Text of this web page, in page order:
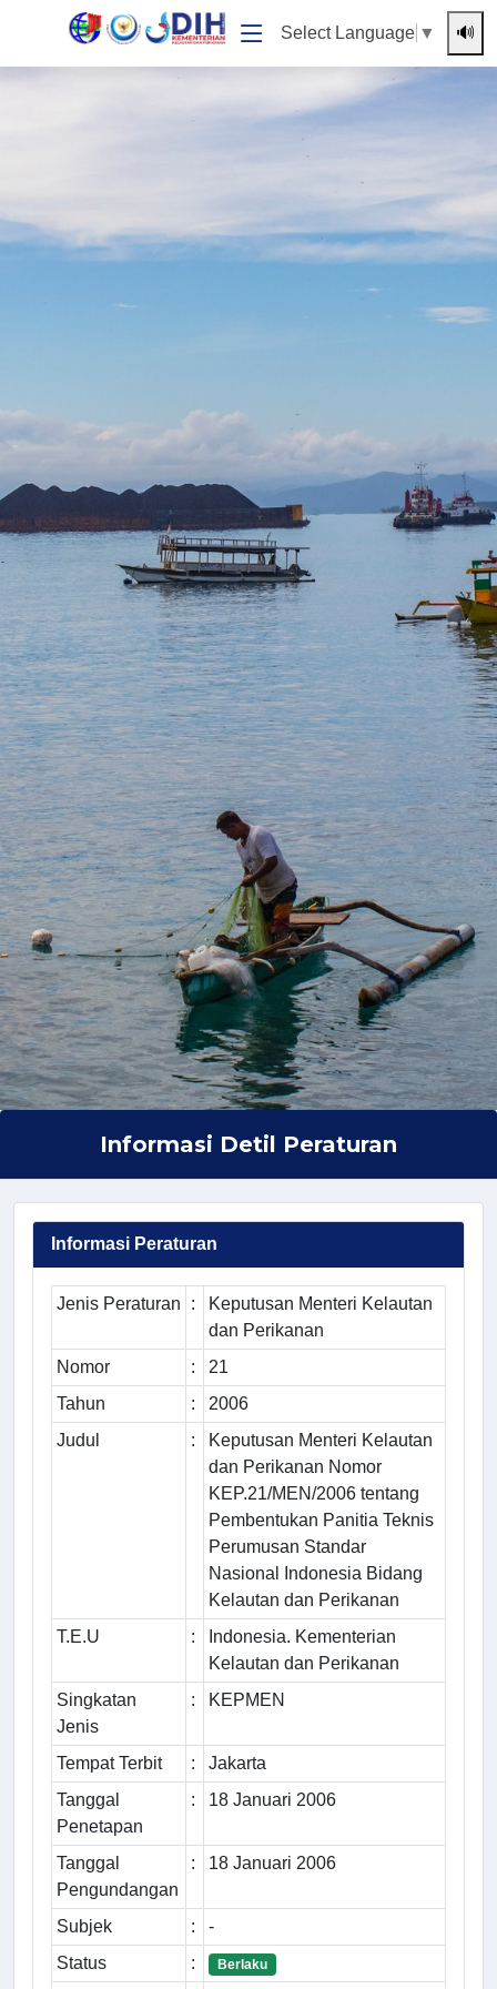
Select Language ▼ 🔊
Informasi Detil Peraturan
Informasi Peraturan
Jenis Peraturan :
Keputusan Menteri Kelautan
dan Perikanan
Nomor
:
21
Tahun
:
2006
Judul
:
Keputusan Menteri Kelautan
dan Perikanan Nomor
KEP.21/MEN/2006 tentang
Pembentukan Panitia Teknis
Perumusan Standar
Nasional Indonesia Bidang
Kelautan dan Perikanan
T.E.U
:
Indonesia. Kementerian
Kelautan dan Perikanan
Singkatan
Jenis
: KEPMEN
Tempat Terbit :
Jakarta
Tanggal
Penetapan
: 18 Januari 2006
Tanggal
Pengundangan
: 18 Januari 2006
Subjek :
-
Status
: Berlaku